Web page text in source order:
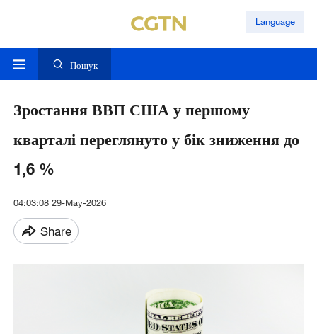
Language
Пошук
Зростання ВВП США у першому
кварталі переглянуто у бік зниження до
1,6 %
04:03:08 29-May-2026
Share